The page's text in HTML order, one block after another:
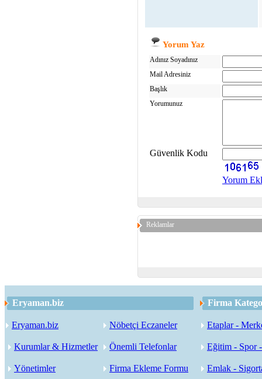
Yorum Yaz
Adınız Soyadınız
Mail Adresiniz
Başlık
Yorumunuz
Güvenlik Kodu
Yorum
Reklamlar
Eryaman.biz Firma
Eryaman.biz Nöbetçi Eczaneler Etaplar -
Kurumlar & Hizmetler Önemli Telefonlar Eğitim - Spor
Yönetimler Firma Ekleme Formu Emlak -